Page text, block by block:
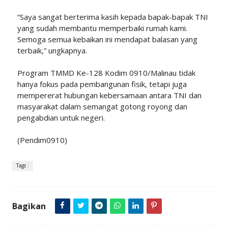
“Saya sangat berterima kasih kepada bapak-bapak TNI
yang sudah membantu memperbaiki rumah kami.
Semoga semua kebaikan ini mendapat balasan yang
terbaik,” ungkapnya.
Program TMMD Ke-128 Kodim 0910/Malinau tidak
hanya fokus pada pembangunan fisik, tetapi juga
mempererat hubungan kebersamaan antara TNI dan
masyarakat dalam semangat gotong royong dan
pengabdian untuk negeri.
(Pendim0910)
Tags :
Bagikan